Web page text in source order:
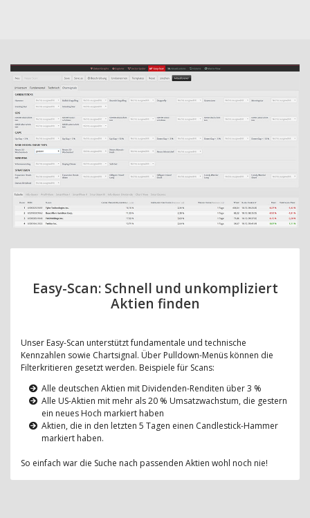
Easy-Scan: Schnell und unkompliziert
Aktien finden
Unser Easy-Scan unterstützt fundamentale und technische
Kennzahlen sowie Chartsignal. Über Pulldown-Menüs können die
Filterkritieren gesetzt werden. Beispiele für Scans:
Alle deutschen Aktien mit Dividenden-Renditen über 3 %
Alle US-Aktien mit mehr als 20 % Umsatzwachstum, die gestern
ein neues Hoch markiert haben
Aktien, die in den letzten 5 Tagen einen Candlestick-Hammer
markiert haben.
So einfach war die Suche nach passenden Aktien wohl noch nie!